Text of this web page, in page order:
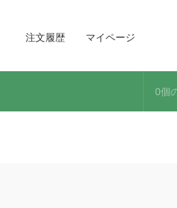
注文履歴 マイページ
0個